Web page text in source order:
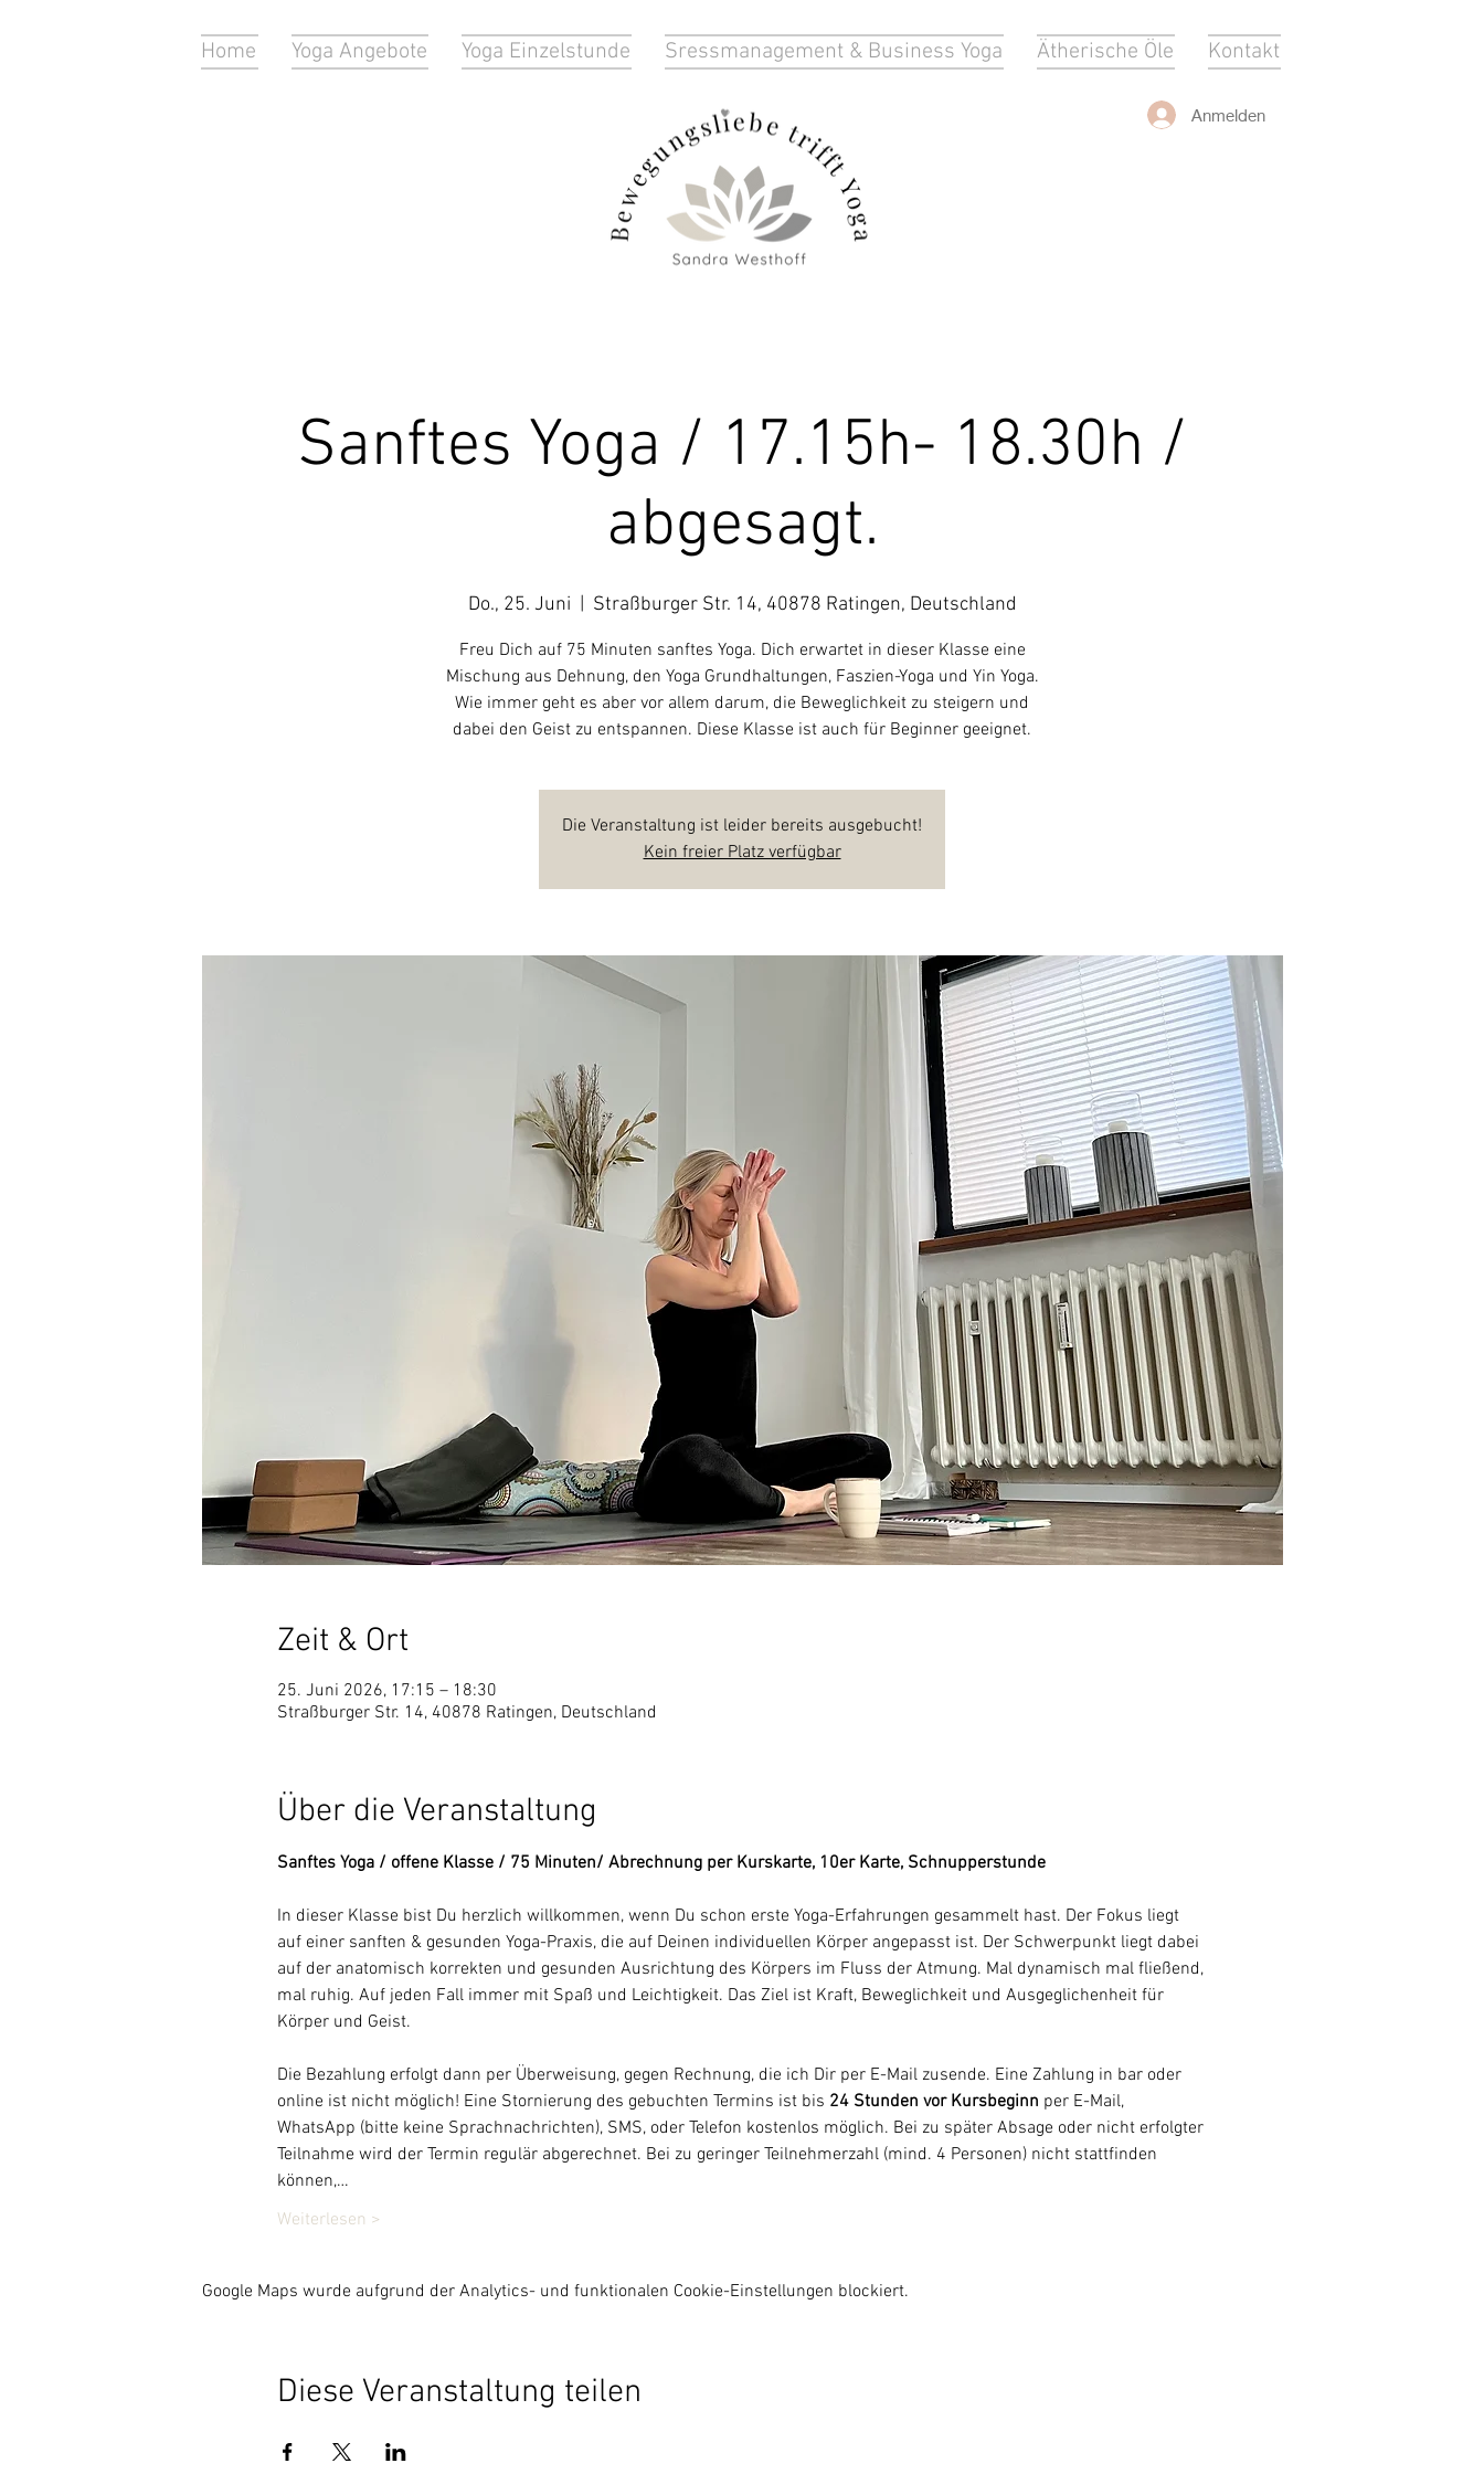
Home Yoga Angebote Yoga Einzelstunde Sressmanagement & Business Yoga Ätherische Öle Kontakt
Anmelden
Sanftes Yoga / 17.15h- 18.30h /
abgesagt.
Do., 25. Juni Straßburger Str. 14, 40878 Ratingen, Deutschland
Freu Dich auf 75 Minuten sanftes Yoga. Dich erwartet in dieser Klasse eine
Mischung aus Dehnung, den Yoga Grundhaltungen, Faszien-Yoga und Yin Yoga.
Wie immer geht es aber vor allem darum, die Beweglichkeit zu steigern und
dabei den Geist zu entspannen. Diese Klasse ist auch für Beginner geeignet.
Die Veranstaltung ist leider bereits ausgebucht!
Kein freier Platz verfügbar
Zeit & Ort
25. Juni 2026, 17:15 – 18:30
Straßburger Str. 14, 40878 Ratingen, Deutschland
Über die Veranstaltung
Sanftes Yoga / offene Klasse / 75 Minuten/ Abrechnung per Kurskarte, 10er Karte, Schnupperstunde
In dieser Klasse bist Du herzlich willkommen, wenn Du schon erste Yoga-Erfahrungen gesammelt hast. Der Fokus liegt
auf einer sanften & gesunden Yoga-Praxis, die auf Deinen individuellen Körper angepasst ist. Der Schwerpunkt liegt dabei
auf der anatomisch korrekten und gesunden Ausrichtung des Körpers im Fluss der Atmung. Mal dynamisch mal fließend,
mal ruhig. Auf jeden Fall immer mit Spaß und Leichtigkeit. Das Ziel ist Kraft, Beweglichkeit und Ausgeglichenheit für
Körper und Geist.
Die Bezahlung erfolgt dann per Überweisung, gegen Rechnung, die ich Dir per E-Mail zusende. Eine Zahlung in bar oder
online ist nicht möglich! Eine Stornierung des gebuchten Termins ist bis 24 Stunden vor Kursbeginn per E-Mail,
WhatsApp (bitte keine Sprachnachrichten), SMS, oder Telefon kostenlos möglich. Bei zu später Absage oder nicht erfolgter
Teilnahme wird der Termin regulär abgerechnet. Bei zu geringer Teilnehmerzahl (mind. 4 Personen) nicht stattfinden
können,…
Weiterlesen >
Google Maps wurde aufgrund der Analytics- und funktionalen Cookie-Einstellungen blockiert.
Diese Veranstaltung teilen